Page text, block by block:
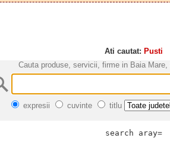
Ati cautat: Pusti
Cauta produse, servicii, firme in Baia
expresii cuvinte titlu
search aray=